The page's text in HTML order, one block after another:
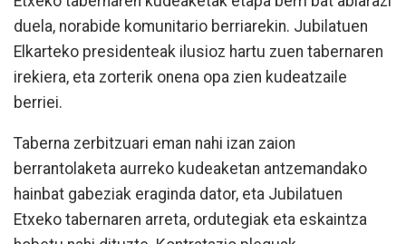
duela, norabide komunitario berriarekin. Jubilatuen
Elkarteko presidenteak ilusioz hartu zuen tabernaren
irekiera, eta zorterik onena opa zien kudeatzaile
berriei.
Taberna zerbitzuari eman nahi izan zaion
berrantolaketa aurreko kudeaketan antzemandako
hainbat gabeziak eraginda dator, eta Jubilatuen
Etxeko tabernaren arreta, ordutegiak eta eskaintza